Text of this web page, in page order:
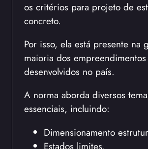
os critérios para projeto de
concreto.
Por isso, ela está presente na
maioria dos empreendimentos
desenvolvidos no país.
A norma aborda diversos
essenciais, incluindo:
Dimensionamento
Estados limites.